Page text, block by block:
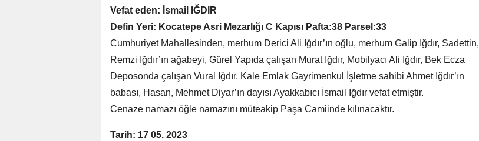
Vefat eden: İsmail IĞDIR
Defin Yeri: Kocatepe Asri Mezarlığı C Kapısı Pafta:38 Parsel:33
Cumhuriyet Mahallesinden, merhum Derici Ali Iğdır’ın oğlu, merhum Galip Iğdır, Sadettin,
Remzi Iğdır’ın ağabeyi, Gürel Yapıda çalışan Murat Iğdır, Mobilyacı Ali Iğdır, Bek Ecza
Deposonda çalışan Vural Iğdır, Kale Emlak Gayrimenkul İşletme sahibi Ahmet Iğdır’ın
babası, Hasan, Mehmet Diyar’ın dayısı Ayakkabıcı İsmail Iğdır vefat etmiştir.
Cenaze namazı öğle namazını müteakip Paşa Camiinde kılınacaktır.
Tarih: 17 05. 2023